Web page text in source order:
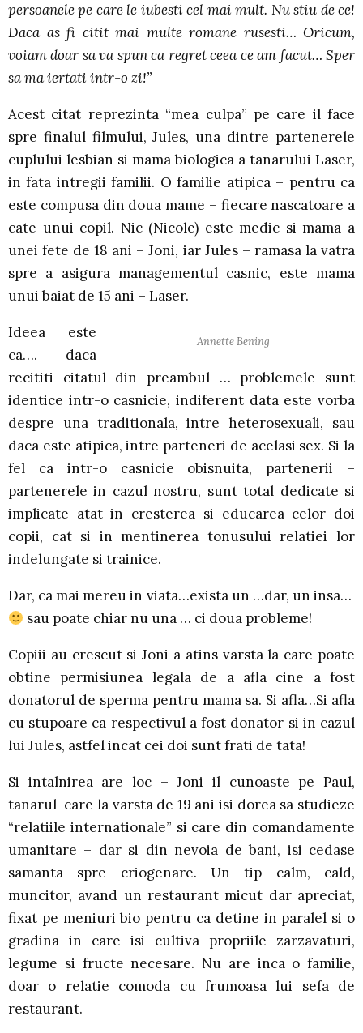
persoanele pe care le iubesti cel mai mult. Nu stiu de ce!
Daca as fi citit mai multe romane rusesti… Oricum,
voiam doar sa va spun ca regret ceea ce am facut… Sper
sa ma iertati intr-o zi!”
Acest citat reprezinta “mea culpa” pe care il face
spre finalul filmului, Jules, una dintre partenerele
cuplului lesbian si mama biologica a tanarului Laser,
in fata intregii familii. O familie atipica – pentru ca
este compusa din doua mame – fiecare nascatoare a
cate unui copil. Nic (Nicole) este medic si mama a
unei fete de 18 ani – Joni, iar Jules – ramasa la vatra
spre a asigura managementul casnic, este mama
unui baiat de 15 ani – Laser.
Annette Bening
Ideea este
ca…. daca
recititi citatul din preambul … problemele sunt
identice intr-o casnicie, indiferent data este vorba
despre una traditionala, intre heterosexuali, sau
daca este atipica, intre parteneri de acelasi sex. Si la
fel ca intr-o casnicie obisnuita, partenerii –
partenerele in cazul nostru, sunt total dedicate si
implicate atat in cresterea si educarea celor doi
copii, cat si in mentinerea tonusului relatiei lor
indelungate si trainice.
Dar, ca mai mereu in viata…exista un …dar, un insa…
sau poate chiar nu una … ci doua probleme!
Copiii au crescut si Joni a atins varsta la care poate
obtine permisiunea legala de a afla cine a fost
donatorul de sperma pentru mama sa. Si afla…Si afla
cu stupoare ca respectivul a fost donator si in cazul
lui Jules, astfel incat cei doi sunt frati de tata!
Si intalnirea are loc – Joni il cunoaste pe Paul,
tanarul care la varsta de 19 ani isi dorea sa studieze
“relatiile internationale” si care din comandamente
umanitare – dar si din nevoia de bani, isi cedase
samanta spre criogenare. Un tip calm, cald,
muncitor, avand un restaurant micut dar apreciat,
fixat pe meniuri bio pentru ca detine in paralel si o
gradina in care isi cultiva propriile zarzavaturi,
legume si fructe necesare. Nu are inca o familie,
doar o relatie comoda cu frumoasa lui sefa de
restaurant.